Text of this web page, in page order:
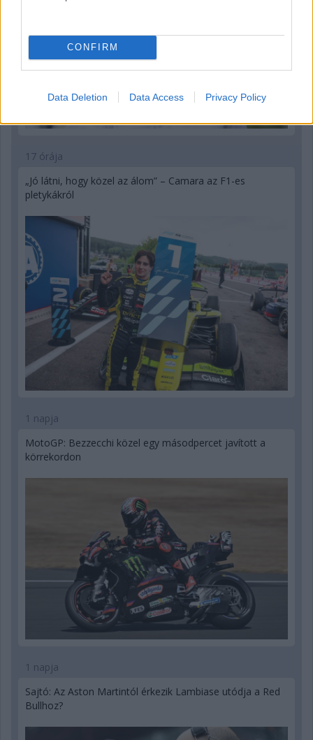
CONFIRM
Data Deletion Data Access Privacy Policy
17 órája
„Jó látni, hogy közel az álom” – Camara az F1-es
pletykákról
1 napja
MotoGP: Bezzecchi közel egy másodpercet javított a
körrekordon
1 napja
Sajtó: Az Aston Martintól érkezik Lambiase utódja a Red
Bullhoz?